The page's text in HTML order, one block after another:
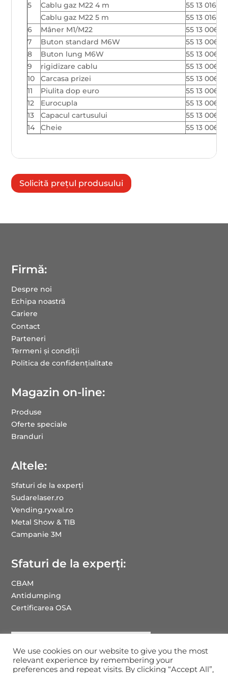
5
Cablu gaz M22 4 m
55 13 016109
Cablu gaz M22 5 m
55 13 016110
6
Mâner M1/M22
55 13
7
Buton standard M6W
55 13
8
Buton lung M6W
55 13
9
rigidizare cablu
55 13
10
Carcasa prizei
55 13
11
Piulita dop euro
55 13
12
Eurocupla
55 13
13
Capacul cartusului
55 13
14
Cheie 55 13
Solicită prețul produsului
Firmă:
Despre noi
Echipa noastră
Cariere
Contact
Parteneri
Termeni și condiții
Politica de confidențialitate
Magazin on-line:
Produse
Oferte speciale
Branduri
Altele:
Sfaturi de la experți
Sudarelaser.ro
Vending.rywal.ro
Metal Show & TIB
Campanie 3M
Sfaturi de la experți:
CBAM
Antidumping
Certificarea OSA
We use cookies on our website to give you the most
relevant experience by remembering your
preferences and repeat visits. By clicking “Accept All”,